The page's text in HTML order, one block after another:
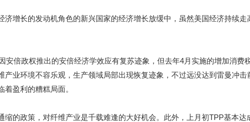
增长的发动机角色的新兴国家的经济增长放缓中，虽然美国经济持续走
倍政权推出的安倍经济学效应有复苏迹象，但去年4月实施的增加消费
产业环境不容乐观，生产领域局部出现恢复迹象，不过远没达到雷曼冲击
盈利的糟糕局面。
的政策，对纤维产业是千载难逢的大好机会。此外，上月初TPP基本达